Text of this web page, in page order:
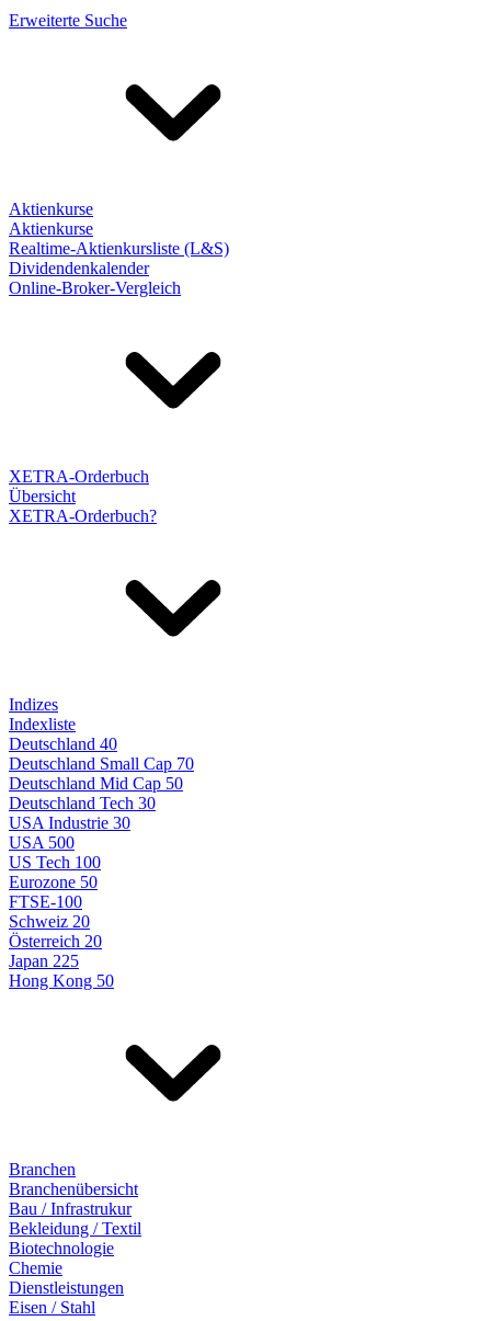
Erweiterte Suche
Aktienkurse
Aktienkurse
Realtime-Aktienkursliste (L&S)
Dividendenkalender
Online-Broker-Vergleich
XETRA-Orderbuch
Übersicht
XETRA-Orderbuch?
Indizes
Indexliste
Deutschland 40
Deutschland Small Cap 70
Deutschland Mid Cap 50
Deutschland Tech 30
USA Industrie 30
USA 500
US Tech 100
Eurozone 50
FTSE-100
Schweiz 20
Österreich 20
Japan 225
Hong Kong 50
Branchen
Branchenübersicht
Bau / Infrastrukur
Bekleidung / Textil
Biotechnologie
Chemie
Dienstleistungen
Eisen / Stahl